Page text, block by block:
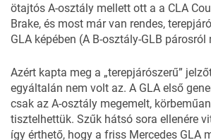
ötajtós A-osztály mellett ott a a CLA
Brake, és most már van rendes,
GLA képében (A B-osztály-GLB párosról
Azért kapta meg a „terepjárószerű”
egyáltalán nem volt az. A GLA első
csak az A-osztály megemelt,
tisztelhettük. Szűk hátsó sora ellenére
így érthető, hogy a friss Mercedes GLA